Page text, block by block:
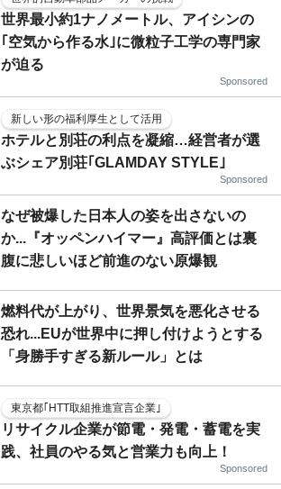
世界最小約1ナノメートル、アイシンの
｢空気から作る水｣に微粒子工学の専門家
が迫る
Sponsored
新しい形の福利厚生として活用
ホテルと別荘の利点を凝縮…経営者が選
ぶシェア別荘｢GLAMDAY STYLE｣
Sponsored
なぜ被爆した日本人の姿を出さないの
か...『オッペンハイマー』高評価とは裏
腹に悲しいほど前進のない原爆観
燃料代が上がり、世界景気を悪化させる
恐れ...EUが世界中に押し付けようとする
「身勝手すぎる新ルール」とは
東京都｢HTT取組推進宣言企業｣
リサイクル企業が節電・発電・蓄電を実
践、社員のやる気と営業力も向上！
Sponsored